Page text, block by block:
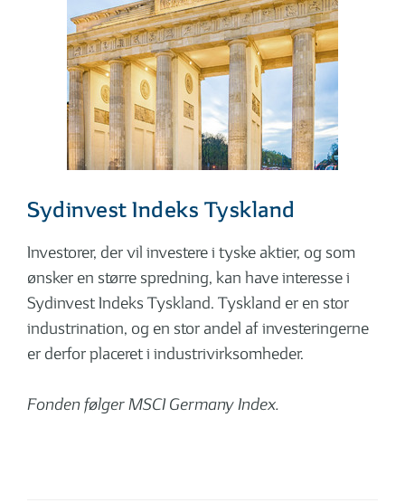
Sydinvest Indeks Tyskland
Investorer, der vil investere i tyske aktier, og som
ønsker en større spredning, kan have interesse i
Sydinvest Indeks Tyskland. Tyskland er en stor
industrination, og en stor andel af investeringerne
er derfor placeret i industrivirksomheder.
Fonden følger MSCI Germany Index.